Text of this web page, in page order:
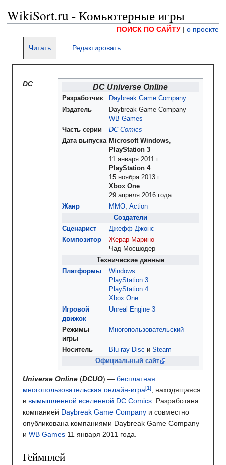
WikiSort.ru - Комьютерные игры
ПОИСК ПО САЙТУ | о проекте
Читать Редактировать
DC Universe Online
Разработчик
Daybreak Game Company
Издатель
Daybreak Game Company
WB Games
Часть серии
DC Comics
Дата выпуска Microsoft Windows,
PlayStation 3
11 января 2011 г.
PlayStation 4
15 ноября 2013 г.
Xbox One
29 апреля 2016 года
Жанр
ММО, Action
Создатели
Сценарист
Джефф Джонс
Композитор
Жерар Марино
Чад Мосшодер
Технические данные
Платформы
Windows
PlayStation 3
PlayStation 4
Xbox One
Игровой
движок
Unreal Engine 3
Режимы
игры
Многопользовательский
Носитель Blu-ray Disc и Steam
Официальный сайт
DC
Universe Online (DCUO) — бесплатная
многопользовательская онлайн-игра
, находящаяся
в вымышленной вселенной DC Comics. Разработана
компанией Daybreak Game Company и совместно
опубликована компаниями Daybreak Game Company
и WB Games 11 января 2011 года.
Геймплей